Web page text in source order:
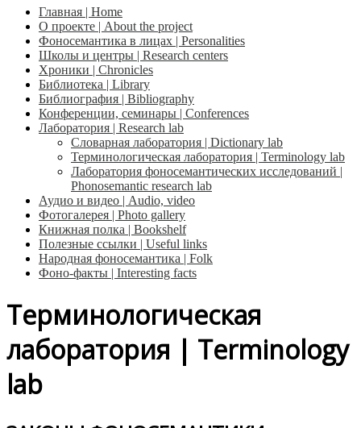
Главная | Home
О проекте | About the project
Фоносемантика в лицах | Personalities
Школы и центры | Research centers
Хроники | Сhronicles
Библиотека | Library
Библиография | Bibliography
Конференции, семинары | Conferences
Лаборатория | Research lab
Словарная лаборатория | Dictionary lab
Терминологическая лаборатория | Terminology lab
Лаборатория фоносемантических исследований |
Phonosemantic research lab
Аудио и видео | Audio, video
Фотогалерея | Photo gallery
Книжная полка | Bookshelf
Полезные ссылки | Useful links
Народная фоносемантика | Folk
Фоно-факты | Interesting facts
Терминологическая
лаборатория | Terminology
lab